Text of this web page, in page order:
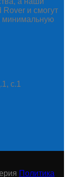
Rover и смогут
минимальную
с.1
Политика